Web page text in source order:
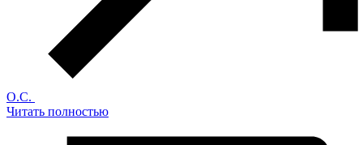
О.С.
Читать полностью